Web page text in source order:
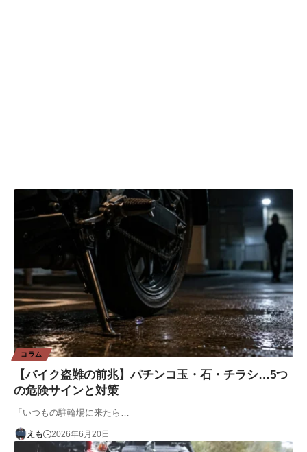
コラム
【バイク盗難の前兆】パチンコ玉・石・チラシ…5つ
の危険サインと対策
「いつもの駐輪場に来たら…
えも 2026年6月20日